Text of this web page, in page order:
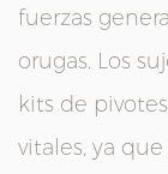
fuerzas
orugas. Los
kits de
vitales, ya